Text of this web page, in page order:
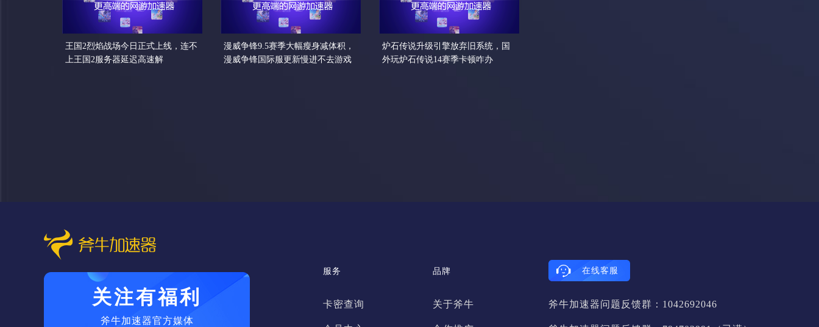
王国2烈焰战场今日正式上线，连不
上王国2服务器延迟高速解
漫威争锋9.5赛季大幅瘦身减体积，
漫威争锋国际服更新慢进不去游戏
炉石传说升级引擎放弃旧系统，国
外玩炉石传说14赛季卡顿咋办
关注有福利
斧牛加速器官方媒体
服务
卡密查询
品牌
关于斧牛
在线客服
斧牛加速器问题反馈群：1042692046